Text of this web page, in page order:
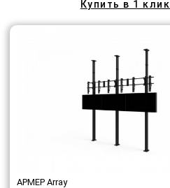
Купить в 1 клик
АРМЕР Array